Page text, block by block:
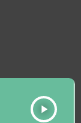
play_arrow